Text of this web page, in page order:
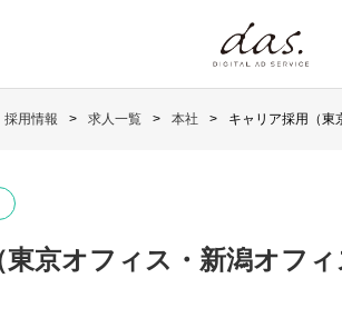
採用情報 求人一覧 本社 キャリア採用（東
京オフィス・新潟オフィ